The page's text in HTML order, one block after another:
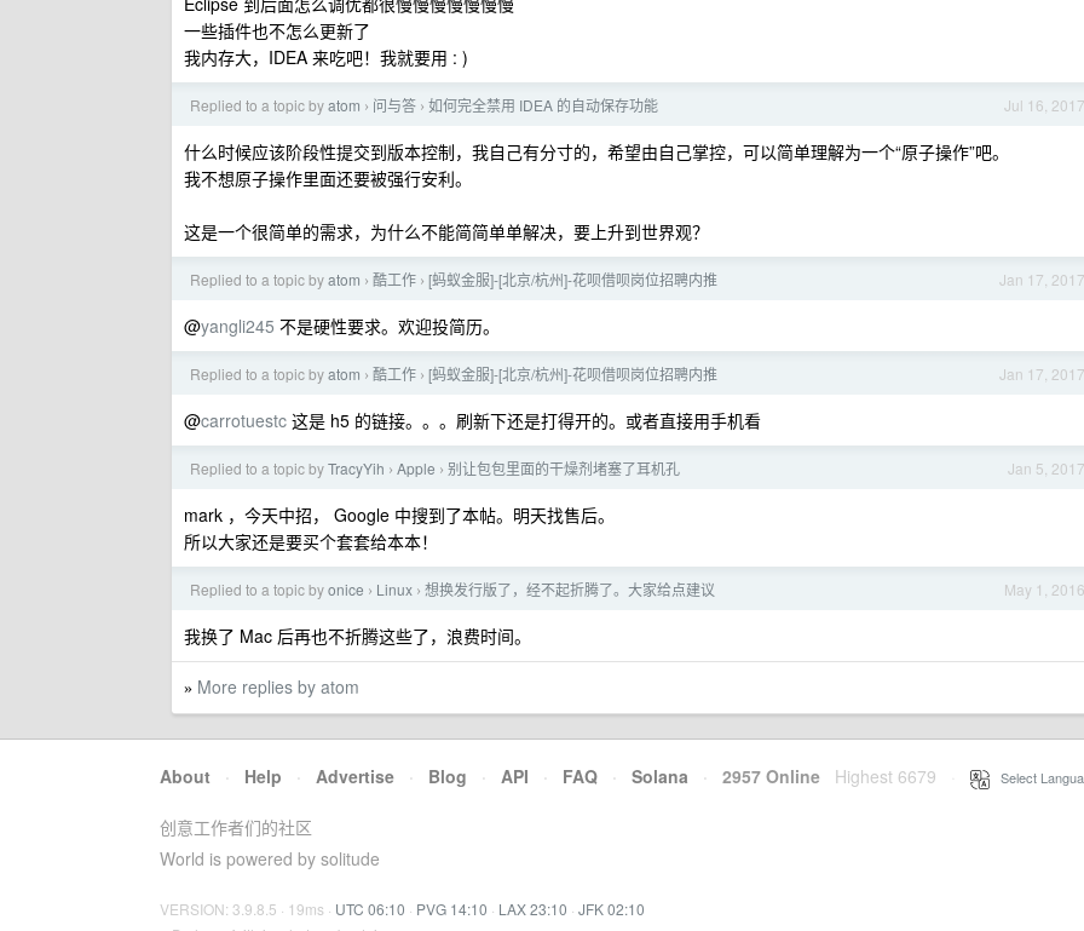
一些插件也不怎么更新了
我内存大，IDEA 来吃吧！我就要用 : )
Jul 16, 2017
Replied to a topic byatom › 问与答 › 如何完全禁用 IDEA 的自动保存功能
什么时候应该阶段性提交到版本控制，我自己有分寸的，希望由自己掌控，可以简单理解为一个“原子操作”吧。
我不想原子操作里面还要被强行安利。
这是一个很简单的需求，为什么不能简简单单解决，要上升到世界观？
Jan 17, 2017
Replied to a topic byatom › 酷工作 › [蚂蚁金服]-[北京/杭州]-花呗借呗岗位招聘内推
@yangli245 不是硬性要求。欢迎投简历。
Jan 17, 2017
Replied to a topic byatom › 酷工作 › [蚂蚁金服]-[北京/杭州]-花呗借呗岗位招聘内推
@carrotuestc 这是 h5 的链接。。。刷新下还是打得开的。或者直接用手机看
Jan 5, 2017
Replied to a topic byTracyYih › Apple › 别让包包里面的干燥剂堵塞了耳机孔
mark ，今天中招， Google 中搜到了本帖。明天找售后。
所以大家还是要买个套套给本本！
May 1, 2016
Replied to a topic byonice › Linux › 想换发行版了，经不起折腾了。大家给点建议
我换了 Mac 后再也不折腾这些了，浪费时间。
» More replies by atom
About · Help · Advertise · Blog · API · FAQ · Solana · 2957 Online Highest 6679 Select
创意工作者们的社区
World is powered by solitude
VERSION: 3.9.8.5 · 19ms · UTC 06:10 · PVG 14:10 · LAX 23:10 · JFK 02:10